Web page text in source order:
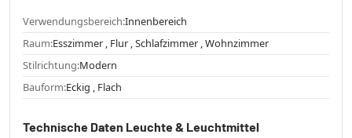
Verwendungsbereich:Innenbereich
Raum:Esszimmer , Flur , Schlafzimmer , Wohnzimmer
Stilrichtung:Modern
Bauform:Eckig , Flach
Technische Daten Leuchte & Leuchtmittel